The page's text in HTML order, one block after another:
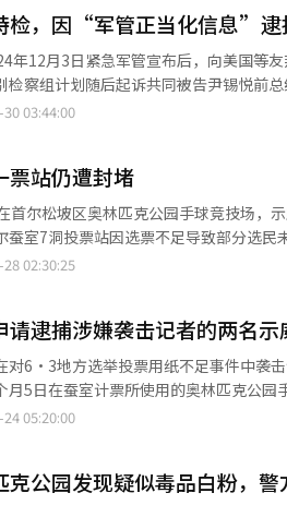
生们在基地内高喊“打击美军第七空
进行过多项政治和社会活动，包括▲呼吁驻韩
的集会 ▲反对韩美联合训练的示威 ▲反
算运动等。 在此过程中，组织成员因擅自闯入美国大使馆官邸、政府机关及公共机构进
网络上出现了“这已超越了单纯的示威
织的活动进行重新评估。※ 本报道经人
央政府。与此同时，街对面的数十名左
。” 怀揣着前往欧洲大陆梦想的移民们
，便贸然渡海而来，但面对紧闭的商店
数人忍受不了饥饿，泪流满面地转向摩
装甲车进行严密安保而饱受饥饿之苦。
家外媒确认，摩洛哥故意放松边境管控
）一词，并指出2021年也曾出现
施压的筹码。有观点认为，特朗普总统
集，但具体关联尚未得到证实。 一名要
反而对此视而不见，这一点是此次事件
检，因“军管正当化信息”
年12月3日紧急军管宣布后，向美国等
组计划随后起诉共同被告尹锡悦前总统与申元式前国家安保
日表示，已以内乱重要任务与职权滥用的罪名对金泰
坏宪法秩序的背景下，进行政治示威的说明也被提及。 信息中还提
场。该信息被传达给包括当时当选总统唐纳德·特朗
管宣布后，指示申元式与金泰效向友邦
利，所以让他向美国方面通报军管情况。 特别检察组判断金泰效在传达信息的过程中
公务员进行相关工作。特别检察组认为
在军管解除后不久与戈德堡大使通话时，表
使通话，但表示并未为军管辩护。他解
后结束了通话。 特别检察组于4月对金泰效的住所与大学研究室进行了搜查，开始强制调
于本月7日申请了拘留令，首尔中央地
，但于16日被驳回。特别检察组在30日拘留期限到期
后，依次进行起诉。申元式在军管正当
03:44:00
票站仍遭封堵
首尔松坡区奥林匹克公园手球竞技场，
蚕室7洞投票站因选票不足导致部分选
02:30:25
请逮捕涉嫌袭击记者的两名示
地方选举投票用纸不足事件中袭击记者的示威者进行拘留。
月5日在蚕室计票所使用的奥林匹克公
当天封锁手球场的部分示威者袭击了该协会的记者。 根
法行为进行严格调查。※ 本报道经人工
05:20:00
克公园发现疑似毒品白粉，